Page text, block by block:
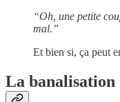
“Oh, une petite
mal.”
Et bien si, ça peut
La banalisation